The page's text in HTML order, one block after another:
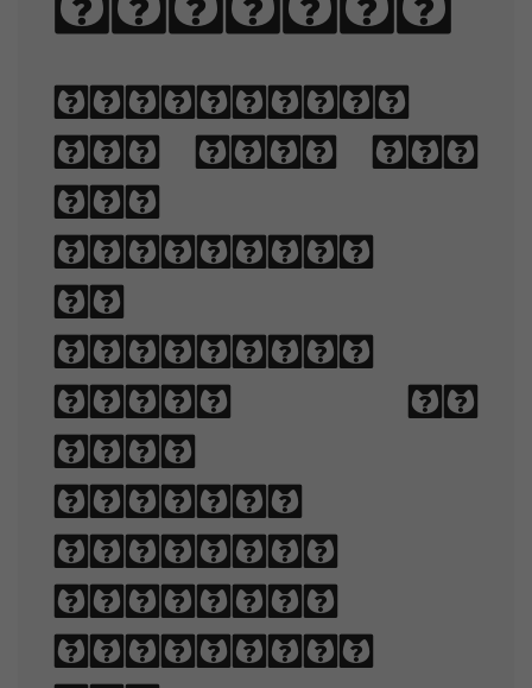
Typography
is the art
and
technique
of
arranging
type to
make
written
language
legible,
readable,